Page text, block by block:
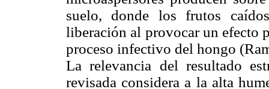
suelo, donde los frutos
liberación al provocar un efecto
proceso infectivo del hongo
La relevancia del resultado
revisada considera a la alta